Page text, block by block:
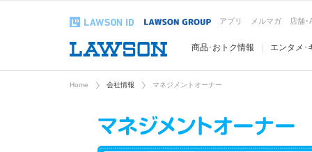
アプリ メルマガ 店舗･
商品･おトク情報 エンタメ･
Home 会社情報 マネジメントオーナー